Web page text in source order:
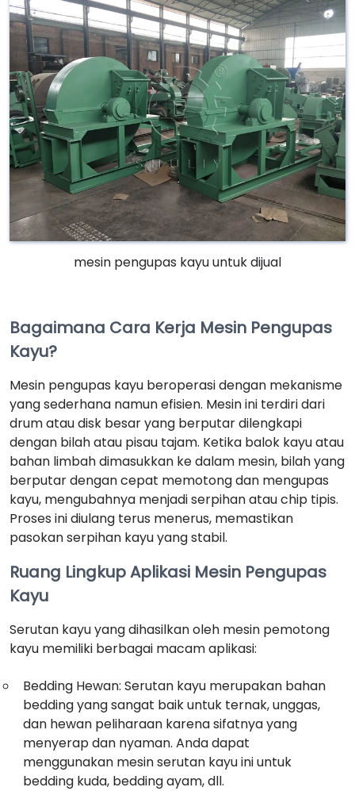
mesin pengupas kayu untuk dijual
Bagaimana Cara Kerja Mesin Pengupas
Kayu?
Mesin pengupas kayu beroperasi dengan mekanisme
yang sederhana namun efisien. Mesin ini terdiri dari
drum atau disk besar yang berputar dilengkapi
dengan bilah atau pisau tajam. Ketika balok kayu atau
bahan limbah dimasukkan ke dalam mesin, bilah yang
berputar dengan cepat memotong dan mengupas
kayu, mengubahnya menjadi serpihan atau chip tipis.
Proses ini diulang terus menerus, memastikan
pasokan serpihan kayu yang stabil.
Ruang Lingkup Aplikasi Mesin Pengupas
Kayu
Serutan kayu yang dihasilkan oleh mesin pemotong
kayu memiliki berbagai macam aplikasi:
Bedding Hewan: Serutan kayu merupakan bahan
bedding yang sangat baik untuk ternak, unggas,
dan hewan peliharaan karena sifatnya yang
menyerap dan nyaman. Anda dapat
menggunakan mesin serutan kayu ini untuk
bedding kuda, bedding ayam, dll.